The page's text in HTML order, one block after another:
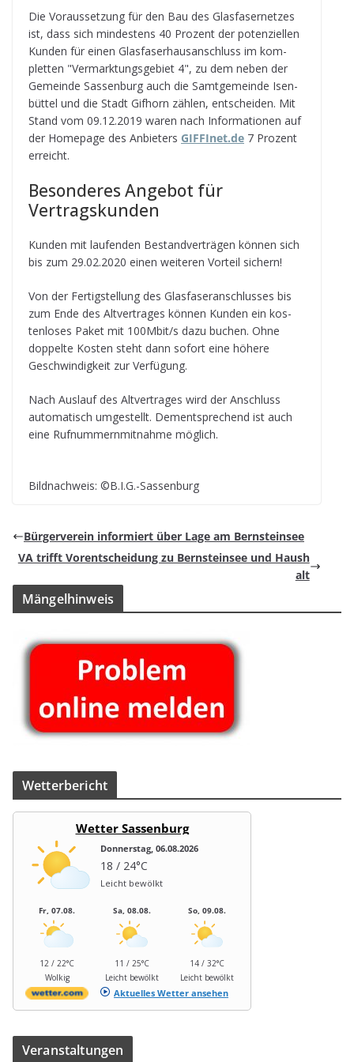
Die Vor­aus­set­zung für den Bau des Glas­fa­ser­net­zes
ist, dass sich min­des­tens 40 Pro­zent der poten­zi­el­len
Kun­den für einen Glas­fa­ser­haus­an­schluss im kom­
plet­ten "Ver­mark­tungs­ge­biet 4", zu dem neben der
Gemeinde Sas­sen­burg auch die Samt­ge­meinde Isen­
büt­tel und die Stadt Gif­horn zäh­len, ent­schei­den. Mit
Stand vom 09.12.2019 waren nach Infor­ma­tio­nen auf
der Home­page des Anbie­ters GIF​FInet​.de 7 Pro­zent
erreicht.
Beson­de­res Ange­bot für
Vertragskunden
Kun­den mit lau­fen­den Bestand­ver­trä­gen kön­nen sich
bis zum 29.02.2020 einen wei­te­ren Vor­teil sichern!
Von der Fer­tig­stel­lung des Glas­fa­ser­an­schlus­ses bis
zum Ende des Alt­ver­tra­ges kön­nen Kun­den ein kos­
ten­lo­ses Paket mit 100Mbit/s dazu buchen. Ohne
dop­pelte Kos­ten steht dann sofort eine höhere
Geschwin­dig­keit zur Verfügung.
Nach Aus­lauf des Alt­ver­tra­ges wird der Anschluss
auto­ma­tisch umge­stellt. Dem­entspre­chend ist auch
eine Ruf­num­mern­mit­nahme möglich.
Bild­nach­weis: ©B.I.G.-Sassenburg
Bür­ger­ver­ein infor­miert über Lage am Bernsteinsee
VA trifft Vor­ent­schei­dung zu Bern­stein­see und Haush
alt
Män­gel­hin­weis
Wet­ter­be­richt
Wetter Sassenburg
Donnerstag, 06.08.2026
18 / 24°C
Leicht bewölkt
Fr, 07.08.
12 / 22°C
Wolkig
Sa, 08.08.
11 / 25°C
Leicht bewölkt
So, 09.08.
14 / 32°C
Leicht bewölkt
Aktuelles Wetter ansehen
Ver­an­stal­tun­gen